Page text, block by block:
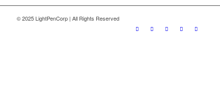
© 2025 LightPenCorp | All Rights Reserved